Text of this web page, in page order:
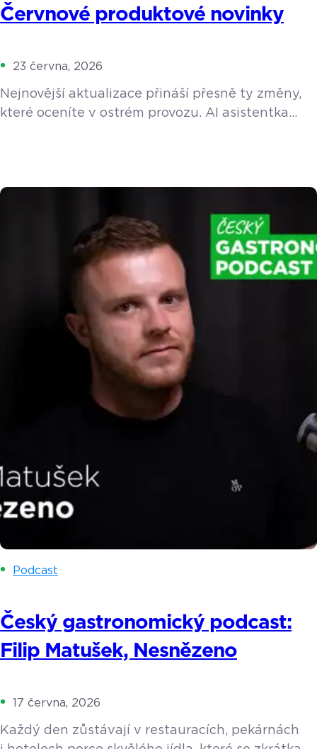
Červnové produktové novinky
23 června, 2026
Nejnovější aktualizace přináší přesně ty změny,
které oceníte v ostrém provozu. AI asistentka
pokladnách. Přečtěte si kompletní přehled. Nová
asistentka Doty mění vzhled a nově funguje
v online adminu (vzdálené správě) i na mobilních
Podcast
Český gastronomický podcast:
Filip Matušek, Nesnězeno
17 června, 2026
Každý den zůstávají v restauracích, pekárnách